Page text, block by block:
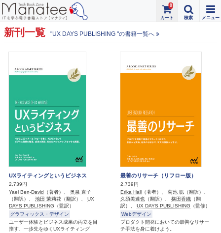
0
新刊一覧 "UX DAYS PUBLISHING "の書籍一覧へ
UXライティングというビジネス
2,739円
Yael Ben-David （著者）、 奥泉 直子
（翻訳）、 池田 茉莉花 （翻訳）、 UX
DAYS PUBLISHING （監訳）
グラフィックス・デザイン
ユーザー体験とビジネス成果の両立を目
指す、一歩先をゆくUXライティング
最善のリサーチ（リフロー版）
2,739円
Erika Hall （著者）、 菊池 聡 （翻訳）、
久須美達也 （翻訳）、 横田香織 （翻
訳）、 UX DAYS PUBLISHING （監修）
Webデザイン
プロダクト開発においての最善なリサー
チ手法を身に着けよう。